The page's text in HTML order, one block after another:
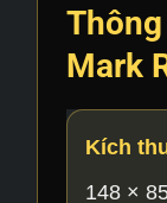
Mark
Kích
148 ×